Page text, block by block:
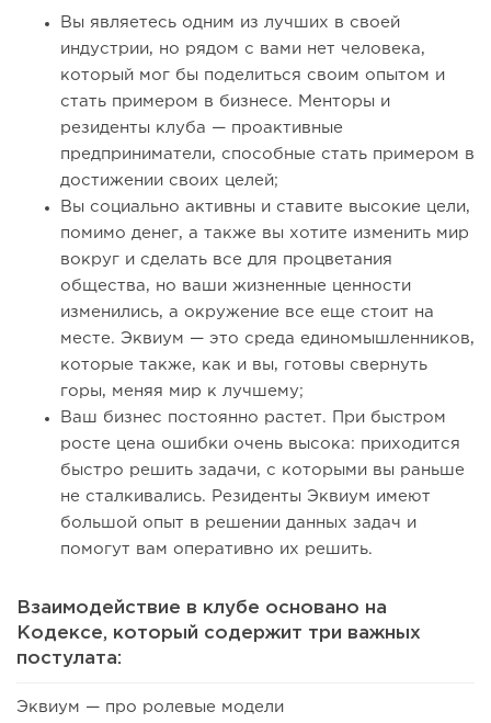
Вы являетесь одним из лучших в своей
индустрии, но рядом с вами нет человека,
который мог бы поделиться своим опытом и
стать примером в бизнесе. Менторы и
резиденты клуба — проактивные
предприниматели, способные стать примером в
достижении своих целей;
Вы социально активны и ставите высокие цели,
помимо денег, а также вы хотите изменить мир
вокруг и сделать все для процветания
общества, но ваши жизненные ценности
изменились, а окружение все еще стоит на
месте. Эквиум — это среда единомышленников,
которые также, как и вы, готовы свернуть
горы, меняя мир к лучшему;
Ваш бизнес постоянно растет. При быстром
росте цена ошибки очень высока: приходится
быстро решить задачи, с которыми вы раньше
не сталкивались. Резиденты Эквиум имеют
большой опыт в решении данных задач и
помогут вам оперативно их решить.
Взаимодействие в клубе основано на
Кодексе, который содержит три важных
постулата:
Эквиум — про ролевые модели